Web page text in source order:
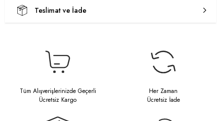
Teslimat ve İade
Tüm Alışverişlerinizde Geçerli
Ücretsiz Kargo
Her Zaman
Ücretsiz İade